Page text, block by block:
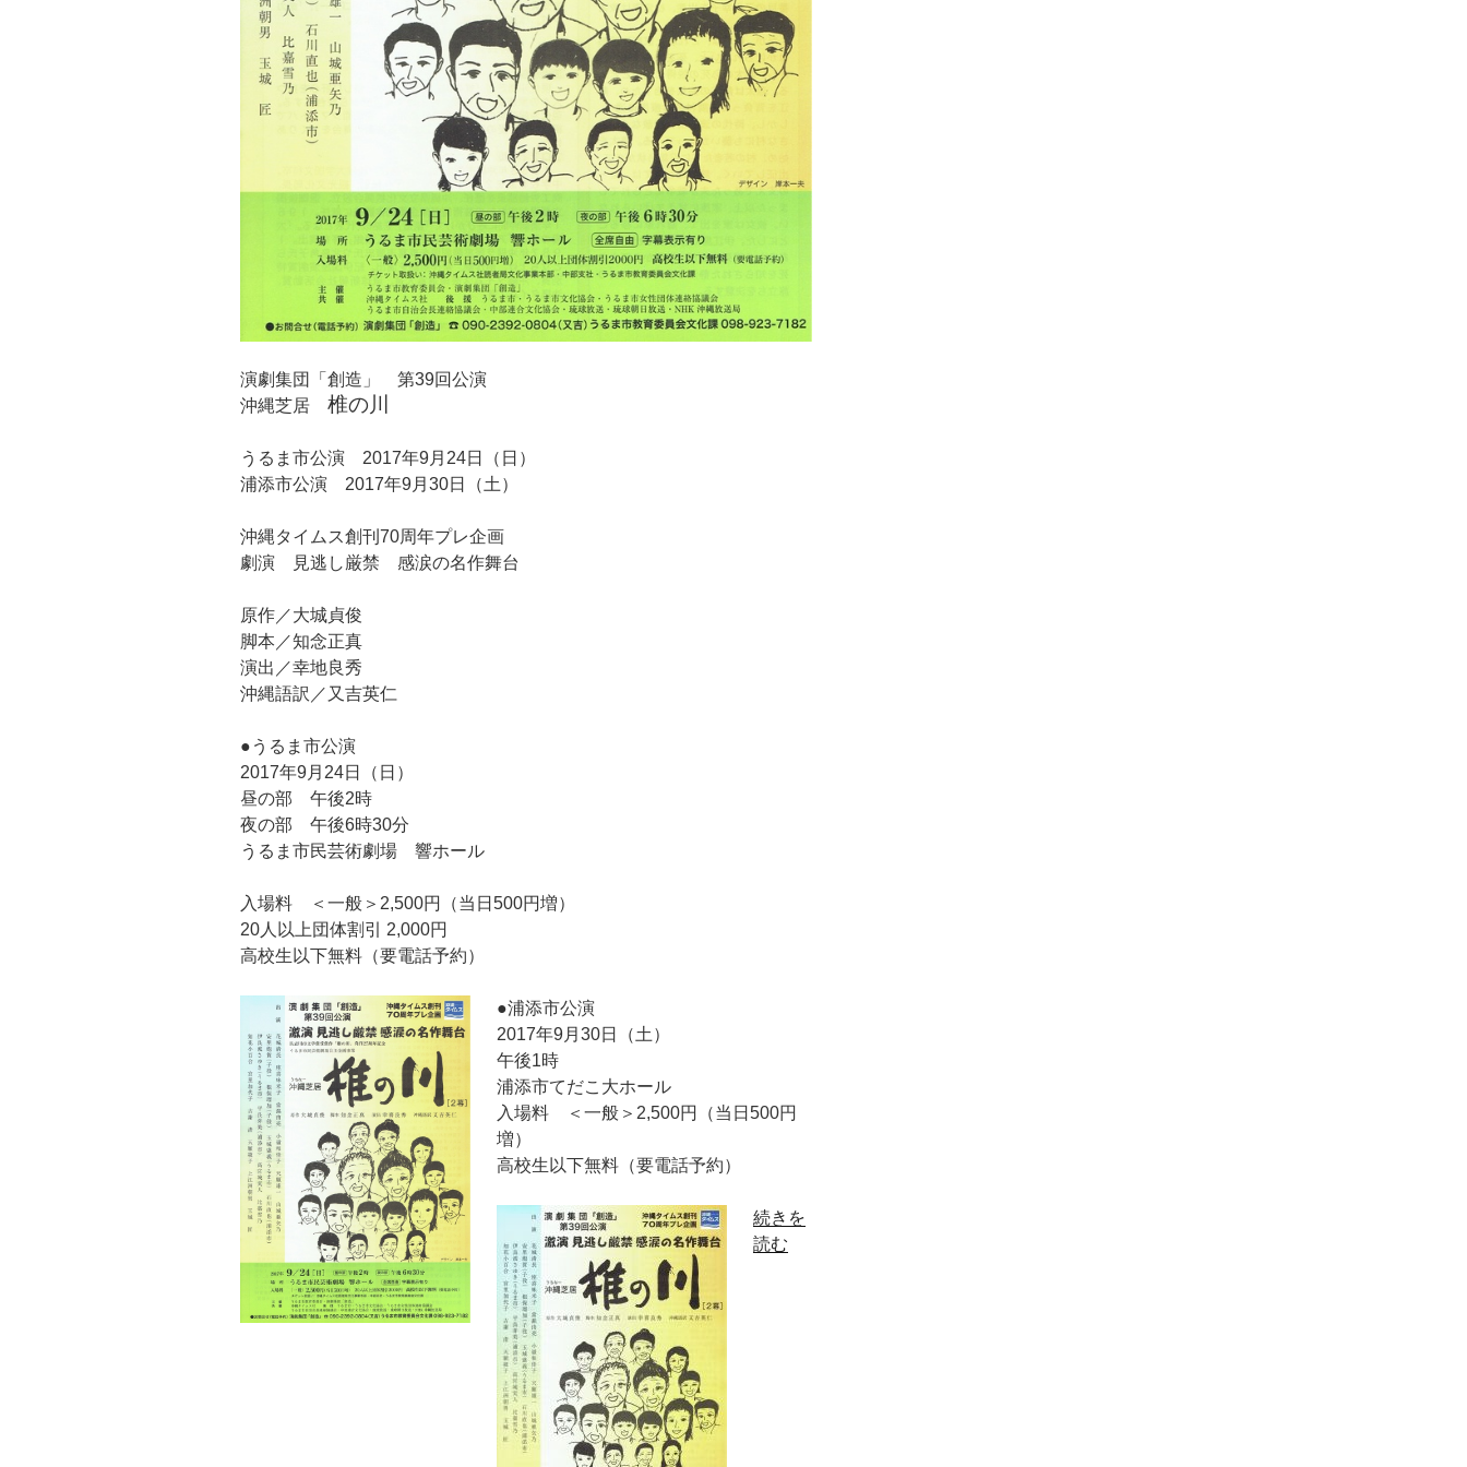
演劇集団「創造」 第39回公演
沖縄芝居 椎の川
うるま市公演 2017年9月24日（日）
浦添市公演 2017年9月30日（土）
沖縄タイムス創刊70周年プレ企画
劇演 見逃し厳禁 感涙の名作舞台
原作／大城貞俊
脚本／知念正真
演出／幸地良秀
沖縄語訳／又吉英仁
●うるま市公演
2017年9月24日（日）
昼の部 午後2時
夜の部 午後6時30分
うるま市民芸術劇場 響ホール
入場料 ＜一般＞2,500円（当日500円増）
20人以上団体割引 2,000円
高校生以下無料（要電話予約）
●浦添市公演
2017年9月30日（土）
午後1時
浦添市てだこ大ホール
入場料 ＜一般＞2,500円（当日500円
増）
高校生以下無料（要電話予約）
“椎
の
続きを
読む